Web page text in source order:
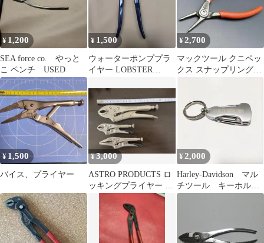
¥ 1,200
SEA force co. やっと
こ ペンチ USED
¥ 1,500
ウォーターポンププラ
イヤー LOBSTER
¥2,700
マックツール クニペッ
クス スナップリングプ
¥1,500
バイス、プライヤー
¥3,000
ASTRO PRODUCTS ロ
ッキングプライヤー 3
¥2,000
Harley-Davidson マル
チツール キーホルダ
ー ハーレーダビッド